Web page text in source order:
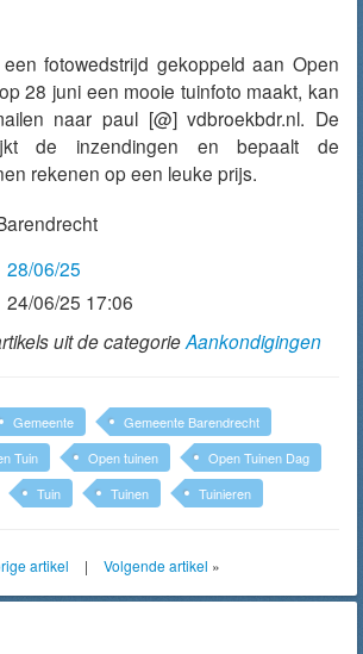
fotowedstrijd gekoppeld aan Open
28 juni een mooie tuinfoto maakt, kan
naar paul [@] vdbroekbdr.nl. De
de inzendingen en bepaalt de
rekenen op een leuke prijs.
28/06/25
24/06/25 17:06
uit de categorieAankondigingen
Gemeente
Gemeente Barendrecht
Tuin Open tuinen
Open Tuinen Dag
Tuin Tuinen Tuinieren
artikel | Volgende artikel »